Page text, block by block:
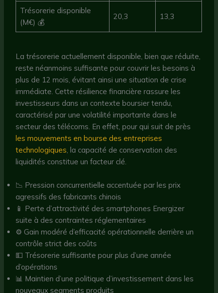
Trésorerie disponible
(M€) 💰
20,3 13,3
La trésorerie actuellement disponible, bien que réduite,
reste néanmoins suffisante pour couvrir les besoins à
plus de 12 mois, évitant ainsi une situation de crise
immédiate. Cette résilience financière rassure les
investisseurs dans un contexte boursier tendu,
caractérisé par une volatilité importante dans le
secteur des télécoms. En effet, pour qui suit de près
les mouvements en bourse des entreprises
technologiques, la capacité de conservation des
liquidités constitue un facteur clé.
📉 Pression concurrentielle accentuée par les prix
agressifs des fabricants chinois
📱 Perte d’attractivité des smartphones Energizer
suite à des contraintes réglementaires
⚙ Gain modéré d’efficacité opérationnelle derrière un
contrôle strict des coûts
💵 Trésorerie suffisante pour plus d’une année
d’opérations
📊 Maintien d’une politique d’investissement dans les
nouveaux segments produits